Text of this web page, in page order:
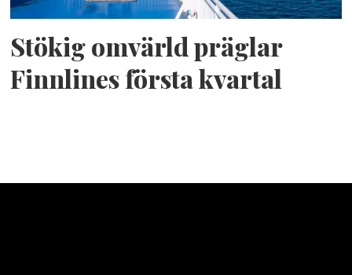
Stökig omvärld präglar
Finnlines första kvartal